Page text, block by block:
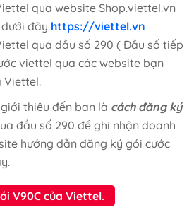
qua website Shop.viettel.vn
đây https://viettel.vn
qua đầu số 290 ( Đầu số tiếp
viettel qua các website bạn
Viettel.
thiệu đến bạn là cách đăng ký
đầu số 290 để ghi nhận doanh
hướng dẫn đăng ký gói cước
V90C của Viettel.